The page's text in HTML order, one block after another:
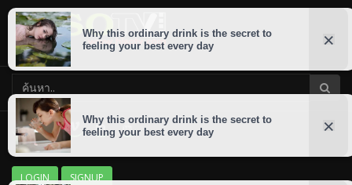
LOGIN SIGNUP